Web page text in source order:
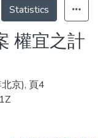
Statistics
權宜之計
京), 頁4